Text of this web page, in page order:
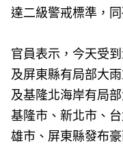
達二級警戒標準，
官員表示，今天受
及屏東縣有局部大
及基隆北海岸有局
基隆市、新北市、
雄市、屏東縣發布豪